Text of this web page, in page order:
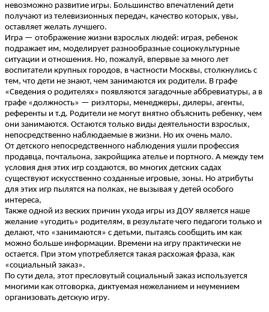
невозможно развитие игры. Большинство впечатлений дети
получают из телевизионных передач, качество которых, увы,
оставляет желать лучшего.
Игра — отображение жизни взрослых людей: играя, ребенок
подражает им, моделирует разнообразные социокультурные
ситуации и отношения. Но, пожалуй, впервые за много лет
воспитатели крупных городов, в частности Москвы, столкнулись с
тем, что дети не знают, чем занимаются их родители. В графе
«Сведения о родителях» появляются загадочные аббревиатуры, а в
графе «должность» — риэлторы, менеджеры, дилеры, агенты,
референты и т.д. Родители не могут внятно объяснить ребенку, чем
они занимаются. Остаются только виды деятельности взрослых,
непосредственно наблюдаемые в жизни. Но их очень мало.
От детского непосредственного наблюдения ушли профессия
продавца, почтальона, закройщика ателье и портного. А между тем
условия дня этих игр создаются, во многих детских садах
существуют искусственно созданные игровые, зоны. Но атрибуты
для этих игр пылятся на полках, не вызывая у детей особого
интереса,
Также одной из веских причин ухода игры из ДОУ является наше
желание «угодить» родителям, в результате чего педагоги только и
делают, что «занимаются» с детьми, пытаясь сообщить им как
можно больше информации. Времени на игру практически не
остается. При этом употребляется такая расхожая фраза, как
«социальный заказ».
По сути дела, этот пресловутый социальный заказ используется
многими как отговорка, диктуемая нежеланием и неумением
организовать детскую игру.